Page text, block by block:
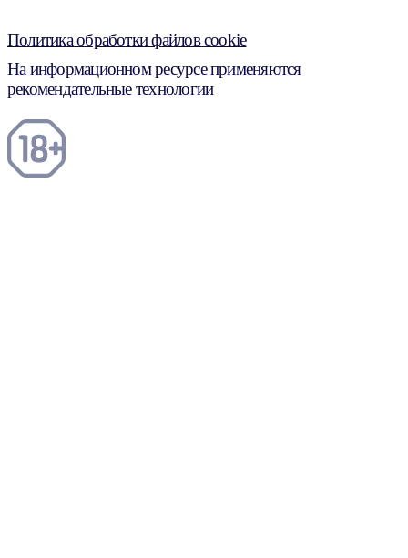
Политика обработки файлов cookie
На информационном ресурсе применяются
рекомендательные технологии